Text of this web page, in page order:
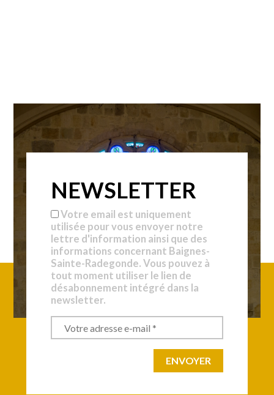
NEWSLETTER
Votre email est uniquement
utilisée pour vous envoyer notre
lettre d'information ainsi que des
informations concernant Baignes-
Sainte-Radegonde. Vous pouvez à
tout moment utiliser le lien de
désabonnement intégré dans la
newsletter.